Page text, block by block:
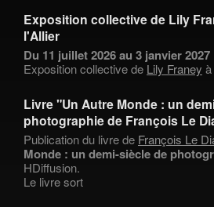
Exposition collective de Lily
l'Allier
Du 11 juillet 2026 au 3 janvier 2027
Exposition collective de Lily Franey
Livre "Un Autre Monde : un
photographie de François Le
Publication du livre de François Le
Monde : un demi-siècle de
HDiffusion.
Le livre sort